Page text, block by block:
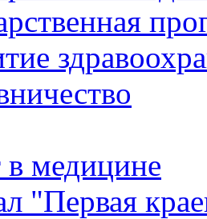
медицине
"Первая